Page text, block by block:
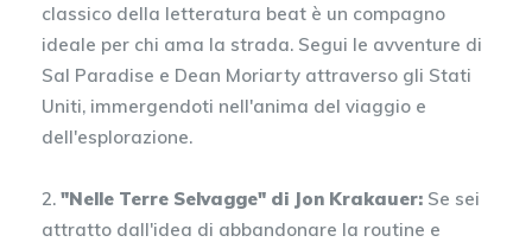
classico della letteratura beat è un compagno
ideale per chi ama la strada. Segui le avventure di
Sal Paradise e Dean Moriarty attraverso gli Stati
Uniti, immergendoti nell'anima del viaggio e
dell'esplorazione.
2. "Nelle Terre Selvagge" di Jon Krakauer: Se sei
attratto dall'idea di abbandonare la routine e